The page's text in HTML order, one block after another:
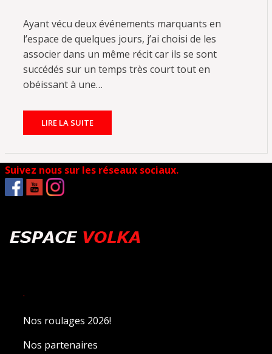
Ayant vécu deux événements marquants en
l’espace de quelques jours, j’ai choisi de les
associer dans un même récit car ils se sont
succédés sur un temps très court tout en
obéissant à une…
LIRE LA SUITE
Suivez nous sur les réseaux sociaux.
.
Nos roulages 2026!
Nos partenaires